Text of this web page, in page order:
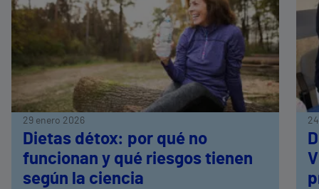
29 enero 2026
Dietas détox: por qué no
funcionan y qué riesgos tienen
según la ciencia